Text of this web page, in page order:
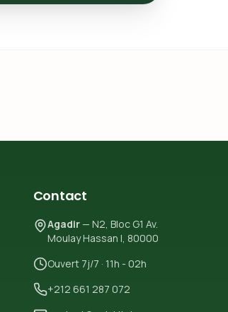
Contact
Agadir— N2, Bloc G1 Av.
Moulay Hassan I, 80000
Ouvert 7j/7 · 11h - 02h
+212 661 287 072